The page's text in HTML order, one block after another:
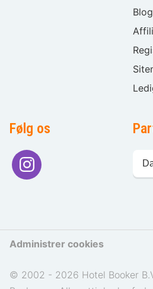
Blog
Følg os
Administrer cookies
© 2002 - 2026 Hotel Booker